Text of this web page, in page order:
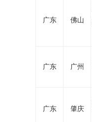
广东 佛山
广东 广州
广东 肇庆